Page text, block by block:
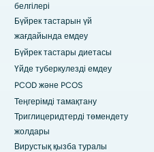
белгілері
Бүйрек тастарын үй
жағдайында емдеу
Бүйрек тастары диетасы
Үйде туберкулезді емдеу
PCOD және PCOS
Теңгерімді тамақтану
Триглицеридтерді төмендету
жолдары
Вирустық қызба туралы